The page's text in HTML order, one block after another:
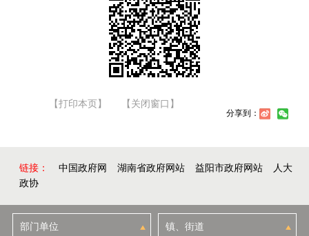
【打印本页】 【关闭窗口】
分享到：
链接： 中国政府网 湖南省政府网站 益阳市政府网站
人大
政协